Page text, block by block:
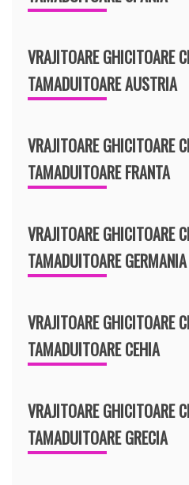
VRAJITOARE GHICITOARE
TAMADUITOARE AUSTRIA
VRAJITOARE GHICITOARE
TAMADUITOARE FRANTA
VRAJITOARE GHICITOARE
TAMADUITOARE GERMANIA
VRAJITOARE GHICITOARE
TAMADUITOARE CEHIA
VRAJITOARE GHICITOARE
TAMADUITOARE GRECIA